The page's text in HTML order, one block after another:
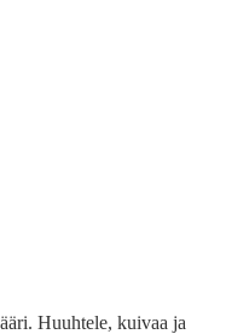
Huuhtele, kuivaa ja